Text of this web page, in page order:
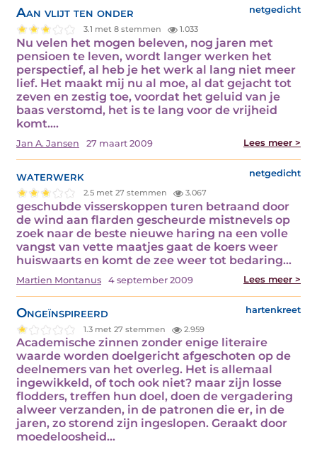
Aan vlijt ten onder netgedicht
3.1 met 8 stemmen 1.033
Nu velen het mogen beleven, nog jaren met
pensioen te leven, wordt langer werken het
perspectief, al heb je het werk al lang niet meer
lief. Het maakt mij nu al moe, al dat gejacht tot
zeven en zestig toe, voordat het geluid van je
baas verstomd, het is te lang voor de vrijheid
komt.…
Jan A. Jansen 27 maart 2009 Lees meer >
waterwerk netgedicht
2.5 met 27 stemmen 3.067
geschubde visserskoppen turen betraand door
de wind aan flarden gescheurde mistnevels op
zoek naar de beste nieuwe haring na een volle
vangst van vette maatjes gaat de koers weer
huiswaarts en komt de zee weer tot bedaring…
Martien Montanus 4 september 2009 Lees meer >
Ongeïnspireerd hartenkreet
1.3 met 27 stemmen 2.959
Academische zinnen zonder enige literaire
waarde worden doelgericht afgeschoten op de
deelnemers van het overleg. Het is allemaal
ingewikkeld, of toch ook niet? maar zijn losse
flodders, treffen hun doel, doen de vergadering
alweer verzanden, in de patronen die er, in de
jaren, zo storend zijn ingeslopen. Geraakt door
moedeloosheid…